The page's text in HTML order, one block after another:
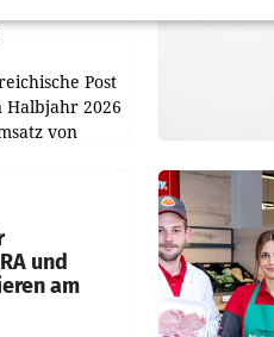
Post
Halbjahr 2026
von
einem Plus
und
am